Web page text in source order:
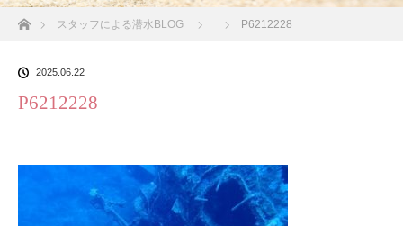
ホームスタッフによる潜水BLOG P6212228
2025.06.22
P6212228